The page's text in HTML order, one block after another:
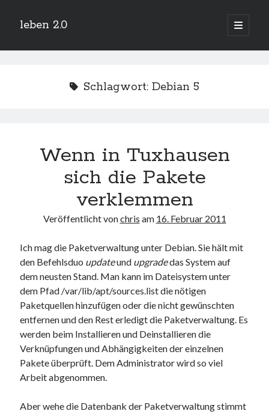
leben 2.0
öffnen
Sidebar
Arduino und BME 280
13. Januar 2019
Minecraft-Server
Leben 2.0 Reloaded (?)
18. November 2018
1. April 2018
Winterhüttentour 2018
9. März 2018
Neueste Kommentare
Schlagwort: Debian 5
Wenn in Tuxhausen
sich die Pakete
verklemmen
Veröffentlicht vonchris am 16. Februar 2011
Ich mag die Paketverwaltung unter Debian. Sie hält mit
den Befehlsduo updateund upgradedas System auf
dem neusten Stand. Man kann im Dateisystem unter
dem Pfad /var/lib/apt/sources.list die nötigen
Paketquellen hinzufügen oder die nicht gewünschten
entfernen und den Rest erledigt die Paketverwaltung. Es
werden beim Installieren und Deinstallieren die
Verknüpfungen und Abhängigkeiten der einzelnen
Pakete überprüft. Dem Administrator wird so viel
Arbeit abgenommen.
Aber wehe die Datenbank der Paketverwaltung stimmt